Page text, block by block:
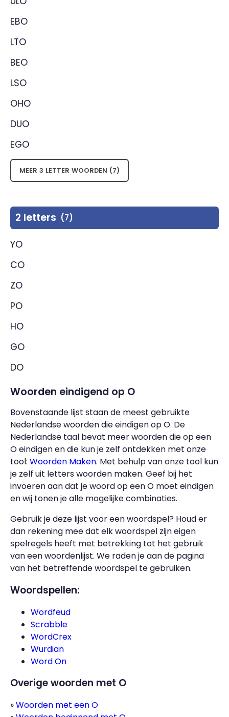
EBO
LTO
BEO
LSO
OHO
DUO
EGO
MEER 3 LETTER WOORDEN (7)
2 letters (7)
YO
CO
ZO
PO
HO
GO
DO
Woorden eindigend op O
Bovenstaande lijst staan de meest gebruikte
Nederlandse woorden die eindigen op O. De
Nederlandse taal bevat meer woorden die op een
O eindigen en die kun je zelf ontdekken met onze
tool: Woorden Maken. Met behulp van onze tool kun
je zelf uit letters woorden maken. Geef bij het
invoeren aan dat je woord op een O moet eindigen
en wij tonen je alle mogelijke combinaties.
Gebruik je deze lijst voor een woordspel? Houd er
dan rekening mee dat elk woordspel zijn eigen
spelregels heeft met betrekking tot het gebruik
van een woordenlijst. We raden je aan de pagina
van het betreffende woordspel te gebruiken.
Woordspellen:
Wordfeud
Scrabble
WordCrex
Wurdian
Word On
Overige woorden met O
Woorden met een O